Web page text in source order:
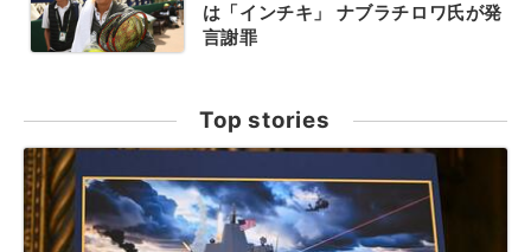
は「インチキ」 ナブラチロワ氏が発
言謝罪
Top stories